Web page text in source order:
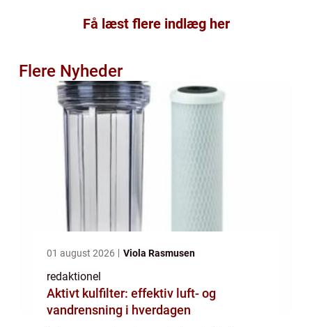
Få læst flere indlæg her
Flere Nyheder
01 august 2026 Viola Rasmusen
redaktionel
Aktivt kulfilter: effektiv luft- og
vandrensning i hverdagen